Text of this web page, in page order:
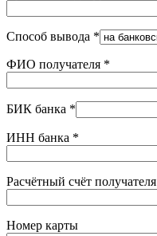
Способ вывода *
ФИО получателя *
БИК банка *
ИНН банка *
Расчётный счёт получателя
Номер карты